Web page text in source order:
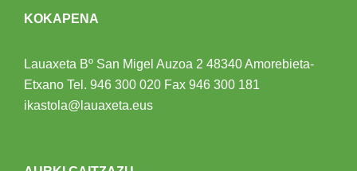
KOKAPENA
Lauaxeta Bº San Migel Auzoa 2 48340 Amorebieta-
Etxano Tel. 946 300 020 Fax 946 300 181
ikastola@lauaxeta.eus